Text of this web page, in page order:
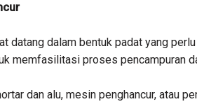
datang dalam bentuk padat yang
memfasilitasi proses pencampuran
dan alu, mesin penghancur, atau